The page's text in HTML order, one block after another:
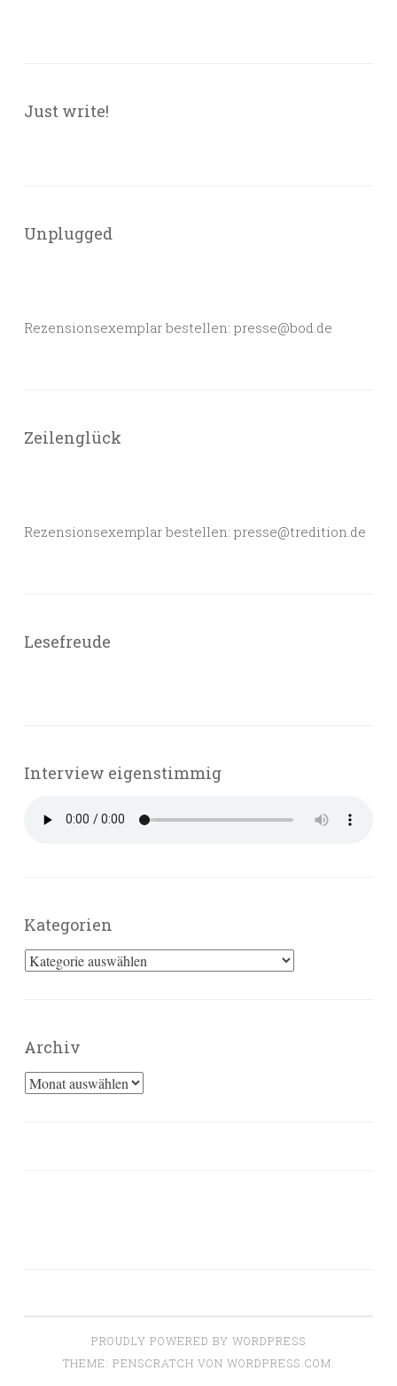
Just write!
Unplugged
Rezensionsexemplar bestellen: presse@bod.de
Zeilenglück
Rezensionsexemplar bestellen: presse@tredition.de
Lesefreude
Interview eigenstimmig
Kategorien
Kategorien
Archiv
Archiv
PROUDLY POWERED BY WORDPRESS
THEME: PENSCRATCH VON WORDPRESS.COM